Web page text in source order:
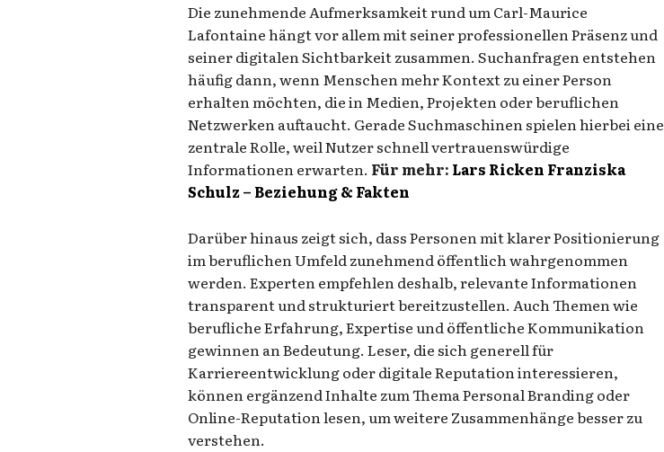
Die zunehmende Aufmerksamkeit rund um Carl-Maurice
Lafontaine hängt vor allem mit seiner professionellen Präsenz und
seiner digitalen Sichtbarkeit zusammen. Suchanfragen entstehen
häufig dann, wenn Menschen mehr Kontext zu einer Person
erhalten möchten, die in Medien, Projekten oder beruflichen
Netzwerken auftaucht. Gerade Suchmaschinen spielen hierbei eine
zentrale Rolle, weil Nutzer schnell vertrauenswürdige
Informationen erwarten. Für mehr: Lars Ricken Franziska
Schulz – Beziehung & Fakten
Darüber hinaus zeigt sich, dass Personen mit klarer Positionierung
im beruflichen Umfeld zunehmend öffentlich wahrgenommen
werden. Experten empfehlen deshalb, relevante Informationen
transparent und strukturiert bereitzustellen. Auch Themen wie
berufliche Erfahrung, Expertise und öffentliche Kommunikation
gewinnen an Bedeutung. Leser, die sich generell für
Karriereentwicklung oder digitale Reputation interessieren,
können ergänzend Inhalte zum Thema Personal Branding oder
Online-Reputation lesen, um weitere Zusammenhänge besser zu
verstehen.